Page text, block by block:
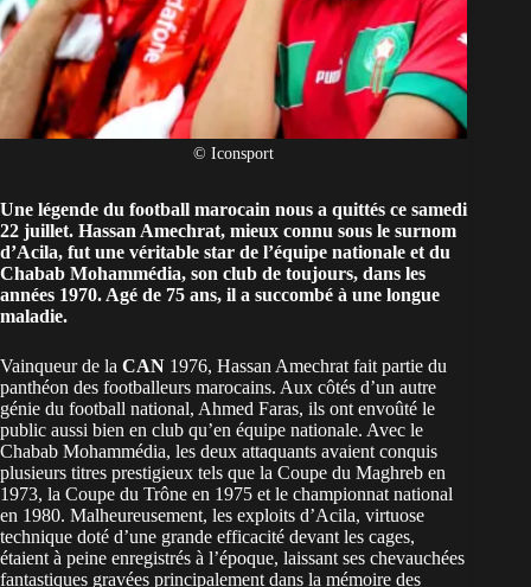
© Iconsport
Une légende du football marocain nous a quittés ce samedi
22 juillet. Hassan Amechrat, mieux connu sous le surnom
d’Acila, fut une véritable star de l’équipe nationale et du
Chabab Mohammédia, son club de toujours, dans les
années 1970. Agé de 75 ans, il a succombé à une longue
maladie.
Vainqueur de la CAN 1976, Hassan Amechrat fait partie du
panthéon des footballeurs marocains. Aux côtés d’un autre
génie du football national, Ahmed Faras, ils ont envoûté le
public aussi bien en club qu’en équipe nationale. Avec le
Chabab Mohammédia, les deux attaquants avaient conquis
plusieurs titres prestigieux tels que la Coupe du Maghreb en
1973, la Coupe du Trône en 1975 et le championnat national
en 1980. Malheureusement, les exploits d’Acila, virtuose
technique doté d’une grande efficacité devant les cages,
étaient à peine enregistrés à l’époque, laissant ses chevauchées
fantastiques gravées principalement dans la mémoire des